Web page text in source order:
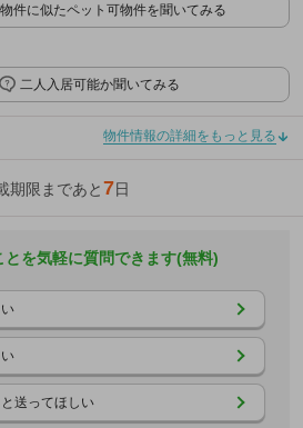
物件に似たペット可物件を聞いてみる
二人入居可能か聞いてみる
物件情報の詳細をもっと見る
期限まであと7日
とを気軽に質問できます(無料)
送ってほしい